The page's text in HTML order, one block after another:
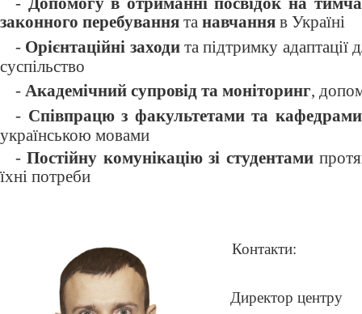
законного перебування та навчання в Україні
- Орієнтаційні заходи та підтримку адаптації
суспільство
- Академічний супровід та моніторинг,
- Співпрацю з факультетами та кафедрами
українською мовами
-Постійну комунікацію зі студентами
їхні потреби
Контакти:
Директор центру